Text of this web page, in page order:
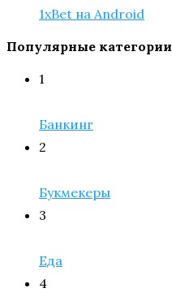
1xBet на Android
Популярные категории
1
Банкинг
2
Букмекеры
3
Еда
4